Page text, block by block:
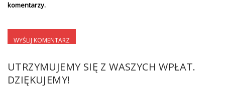
komentarzy.
UTRZYMUJEMY SIĘ Z WASZYCH WPŁAT.
DZIĘKUJEMY!